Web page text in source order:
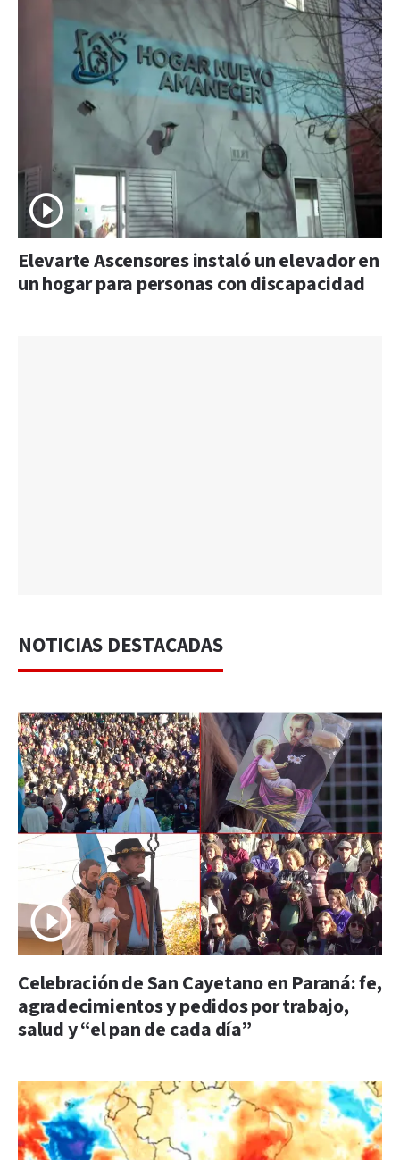
Elevarte Ascensores instaló un elevador en
un hogar para personas con discapacidad
NOTICIAS DESTACADAS
Celebración de San Cayetano en Paraná: fe,
agradecimientos y pedidos por trabajo,
salud y “el pan de cada día”